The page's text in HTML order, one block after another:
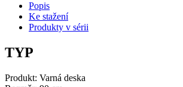
HGN9G2I
množství
Popis
Ke stažení
Produkty v sérii
TYP
Produkt: Varná deska